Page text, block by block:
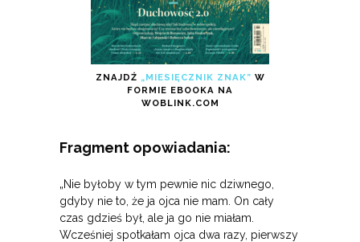
ZNAJDŹ „MIESIĘCZNIK ZNAK” W
FORMIE EBOOKA NA
WOBLINK.COM
Fragment opowiadania:
„Nie byłoby w tym pewnie nic dziwnego,
gdyby nie to, że ja ojca nie mam. On cały
czas gdzieś był, ale ja go nie miałam.
Wcześniej spotkałam ojca dwa razy, pierwszy